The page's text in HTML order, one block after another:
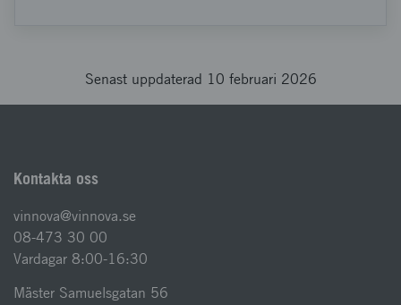
Senast uppdaterad 10 februari 2026
Kontakta oss
vinnova@vinnova.se
08-473 30 00
Vardagar 8:00-16:30
Mäster Samuelsgatan 56